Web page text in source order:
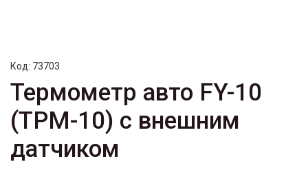
Код: 73703
Термометр авто FY-10
(TPM-10) с внешним
датчиком